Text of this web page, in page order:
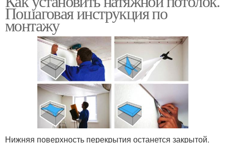
Пошаговая инструкция по
монтажу
Нижняя поверхность перекрытия останется закрытой.